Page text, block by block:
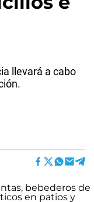
llevará a cabo